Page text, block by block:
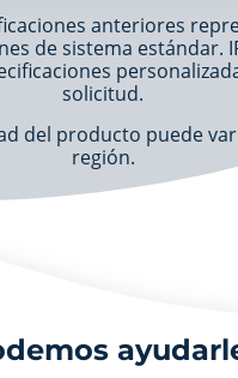
anteriores
de sistema estándar.
solicitud.
del producto puede
región.